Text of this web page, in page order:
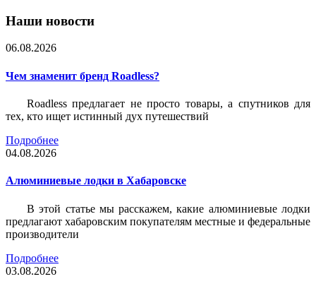
Наши новости
06.08.2026
Чем знаменит бренд Roadless?
Roadless предлагает не просто товары, а спутников для
тех, кто ищет истинный дух путешествий
Подробнее
04.08.2026
Алюминиевые лодки в Хабаровске
В этой статье мы расскажем, какие алюминиевые лодки
предлагают хабаровским покупателям местные и федеральные
производители
Подробнее
03.08.2026